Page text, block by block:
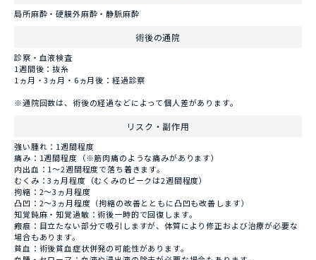
局所麻酔・硬膜外麻酔・静脈麻酔
術後の通院
診察・血液検査
1週間後：抜糸
1ヵ月・3ヵ月・6ヵ月後：経過診察
※通院回数は、術後の経過などによって個人差があります。
リスク・副作用
強い腫れ：1週間程度
痛み：1週間程度（※筋肉痛のような痛みがあります）
内出血：1〜2週間程度で落ち着きます。
むくみ：3ヵ月程度（むくみのピークは2週間程度）
拘縮：2～3ヵ月程度
凸凹：2～3ヵ月程度（拘縮の改善とともに凸凹も改善します）
知覚鈍麻・知覚過敏：術後一時的で回復します。
瘢痕：目立たない部分で吸引しますが、体質により修正および治療が必要な
場合もあります。
貧血：術後貧血症状併発の可能性があります。